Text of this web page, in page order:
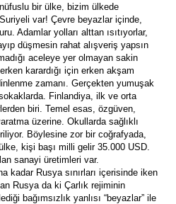
bir ülke, bizim ülkede
var! Çevre beyazlar içinde,
Adamlar yolları alttan ısıtıyorlar,
düşmesin rahat alışveriş yapsın
aceleye yer olmayan sakin
karardığı için erken akşam
zamanı. Gerçekten yumuşak
Finlandiya, ilk ve orta
biri. Temel esas, özgüven,
üzerine. Okullarda sağlıklı
Böylesine zor bir coğrafyada,
kişi başı milli gelir 35.000 USD.
sanayi üretimleri var.
kadar Rusya sınırları içerisinde iken
Rusya da ki Çarlık rejiminin
bağımsızlık yanlısı “beyazlar” ile